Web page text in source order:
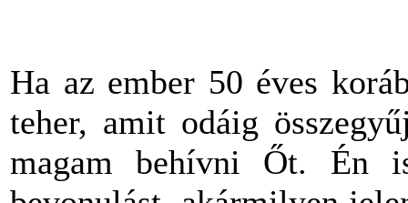
Ha az ember 50 éves
teher, amit odáig
magam behívni Őt. Én